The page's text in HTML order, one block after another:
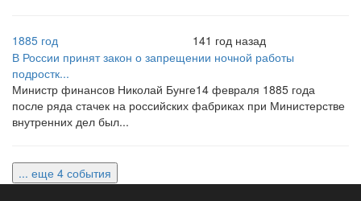
1885 год
141 год назад
В России принят закон о запрещении ночной работы
подростк...
Министр финансов Николай Бунге14 февраля 1885 года
после ряда стачек на российских фабриках при Министерстве
внутренних дел был...
... еще 4 события